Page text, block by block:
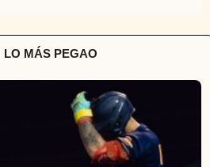
LO MÁS PEGAO